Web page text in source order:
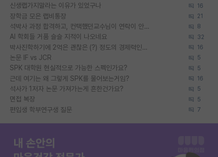
신생랩가지말라는 이유가 있었구나 16
장학금 모은 랩비통장 21
석박사 과정 합격하고, 컨택했던교수님이 연락이 안됩니다... 8
AI 학회들 거품 슬슬 지적이 나오네요 32
박사진학하기에 2억은 괜찮은 (?) 정도의 경제력인가요 16
논문 IF vs JCR 5
SPK 대학원 현실적으로 가능한 스펙인가요? 5
근데 여기는 왜 그렇게 SPK를 물어보는거임? 16
석사가 1저자 논문 가져가는게 흔한건가요? 5
면접 복장 5
편입생 학부연구생 질문 7